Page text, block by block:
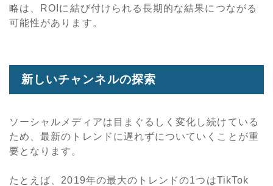
略は、ROIに結び付けられる長期的な結果につながる
可能性があります。
新しいチャンネルの探索
ソーシャルメディアは目まぐるしく変化し続けている
ため、最新のトレンドに遅れずについていくことが重
要となります。
たとえば、2019年の最大のトレンドの1つはTikTok